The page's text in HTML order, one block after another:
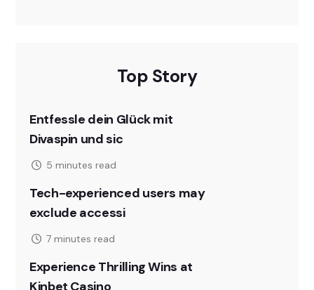
Top Story
Entfessle dein Glück mit
Divaspin und sic
5 minutes read
Tech-experienced users may
exclude accessi
7 minutes read
Experience Thrilling Wins at
Kinbet Casino